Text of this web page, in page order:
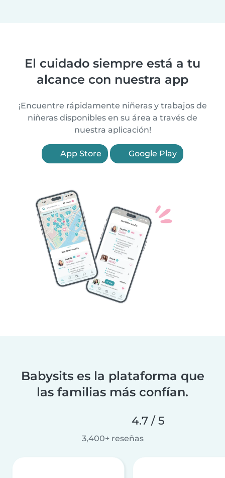
El cuidado siempre está a tu
alcance con nuestra app
¡Encuentre rápidamente niñeras y trabajos de
niñeras disponibles en su área a través de
nuestra aplicación!
App Store Google Play
Babysits es la plataforma que
las familias más confían.
4.7 / 5
3,400+ reseñas